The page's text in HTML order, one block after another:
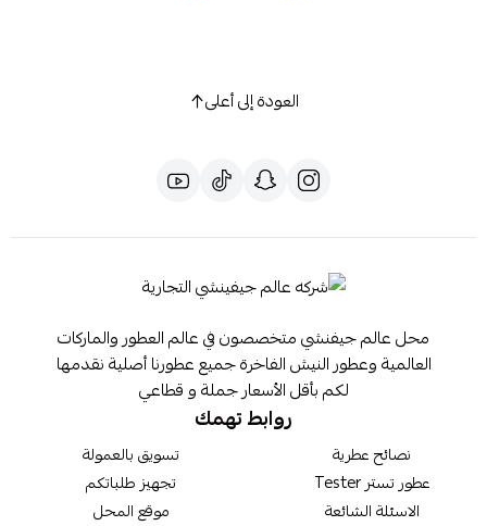
العودة إلى أعلى
محل عالم جيفنشي متخصصون في عالم العطور والماركات
العالمية وعطور النيش الفاخرة جميع عطورنا أصلية نقدمها
لكم بأقل الأسعار جملة و قطاعي
روابط تهمك
نصائح عطرية
عطور تستر Tester
الاسئلة الشائعة
تسويق بالعمولة
تجهيز طلباتكم
موقع المحل